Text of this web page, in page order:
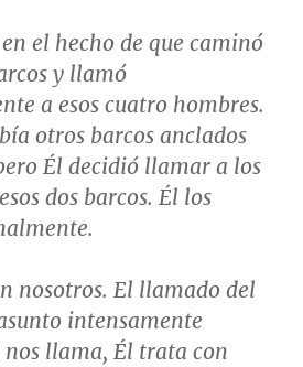
en el hecho de que caminó
y llamó
a esos cuatro hombres.
otros barcos anclados
Él decidió llamar a los
dos barcos. Él los
nosotros. El llamado del
intensamente
nos llama, Él trata con